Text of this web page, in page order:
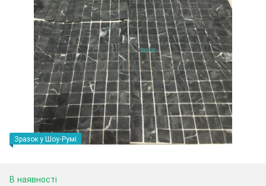
Зразок у Шоу-Румі
В наявності